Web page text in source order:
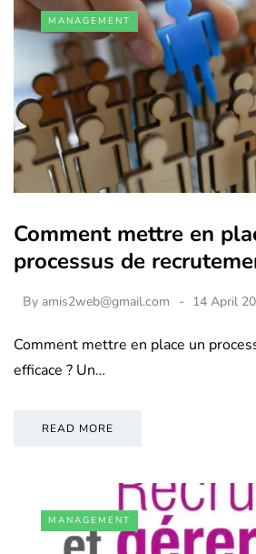
MANAGEMENT
Comment mettre en
processus de
By amis2web@gmail.com 14 April
Comment mettre en place un
efficace ? Un…
READ MORE
MANAGEMENT